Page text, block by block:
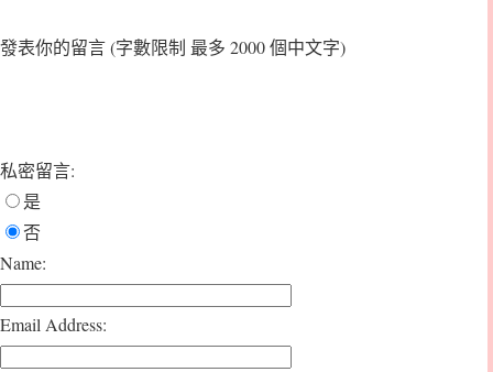
發表你的留言(字數限制 最多 2000 個中文字)
私密留言:
是
否
Name:
Email Address: